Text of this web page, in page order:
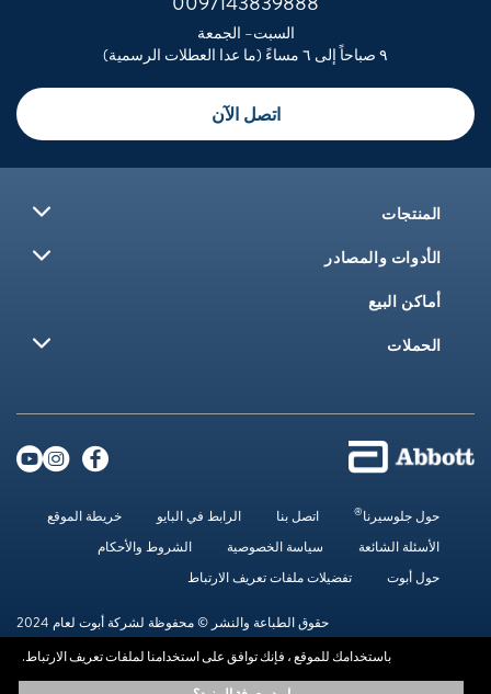
السبت– الجمعة
٩ صباحاً إلى ٦ مساءً (ما عدا العطلات الرسمية)
اتصل الآن
المنتجات
الأدوات والمصادر
أماكن البيع
الحملات
حول جلوسيرنا® اتصل بنا الرابط في البايو
خريطة الموقع
الأسئلة الشائعة
سياسة الخصوصية
الشروط والأحكام
حول أبوت
تفضيلات ملفات تعريف الارتباط
حقوق الطباعة والنشر © محفوظة لشركة أبوت لعام 2024
.المعلومات الموجودة في هذا الموقع متاحة لأهداف تعليمية فقط.، ولا تحل محل
باستخدامك للموقع ، فإنك توافق على استخدامنا لملفات تعريف الارتباط.